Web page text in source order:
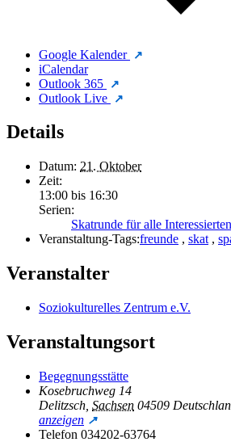
Google Kalender
iCalendar
Outlook 365
Outlook Live
Details
Datum: 21. Oktober
Zeit:
13:00 bis 16:30
Serien:
Skatrunde für alle Interessierten
Veranstaltung-Tags:freunde , skat ,
Veranstalter
Soziokulturelles Zentrum e.V.
Veranstaltungsort
Begegnungsstätte
Kosebruchweg 14
Delitzsch Sachsen 04509
anzeigen
Telefon 034202-63764